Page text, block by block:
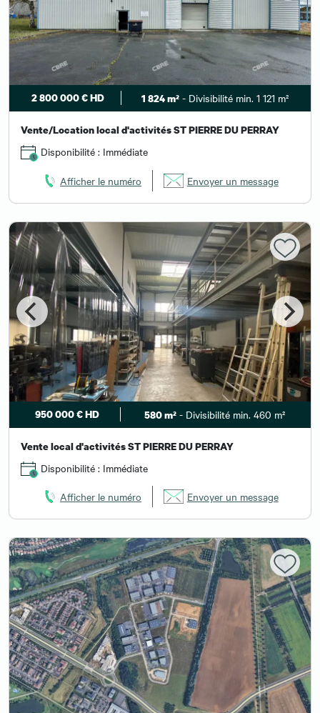
2 800 000 € HD 1 824 m² - Divisibilité min. 1 121 m²
Vente/Location local d'activités ST PIERRE DU PERRAY
Disponibilité : Immédiate
Afficher le numéro Envoyer un message
950 000 € HD 580 m²- Divisibilité min. 460 m²
Vente local d'activités ST PIERRE DU PERRAY
Disponibilité : Immédiate
Afficher le numéro Envoyer un message